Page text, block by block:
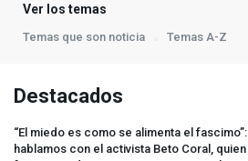
Ver los temas
Temas que son noticia Temas A-Z
Destacados
“El miedo es como se alimenta el fascimo”:
hablamos con el activista Beto Coral, quien